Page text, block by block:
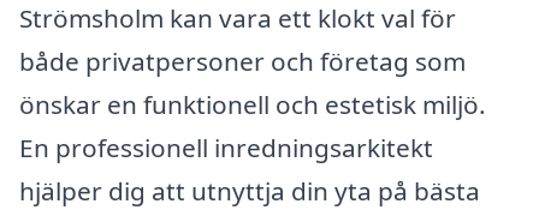
Strömsholm kan vara ett klokt val för
både privatpersoner och företag som
önskar en funktionell och estetisk miljö.
En professionell inredningsarkitekt
hjälper dig att utnyttja din yta på bästa